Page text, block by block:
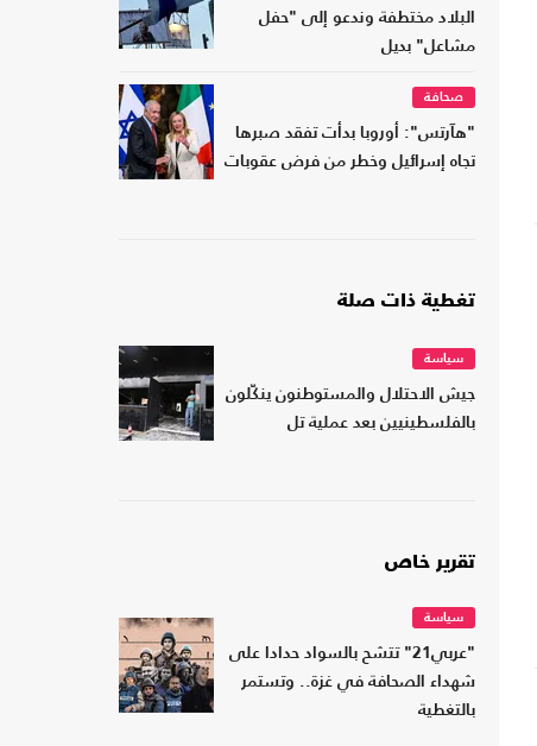
البلاد مختطفة وندعو إلى "حفل
مشاعل" بديل
صحافة
"هآرتس": أوروبا بدأت تفقد صبرها
تجاه إسرائيل وخطر من فرض عقوبات
تغطية ذات صلة
سياسة
جيش الاحتلال والمستوطنون ينكّلون
بالفلسطينيين بعد عملية تل
تقرير خاص
سياسة
"عربي21" تتشح بالسواد حدادا على
شهداء الصحافة في غزة.. وتستمر
بالتغطية